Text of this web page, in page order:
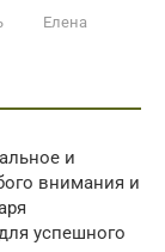
Елена
и
внимания и
успешного